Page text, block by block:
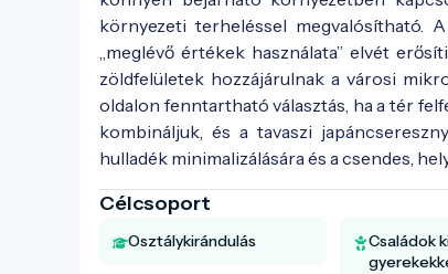
környezeti terheléssel megvalósítható.
„meglévő értékek használata” elvét
zöldfelületek hozzájárulnak a városi
oldalon fenntartható választás, ha a tér
kombináljuk, és a tavaszi
hulladék minimalizálására és a csendes,
Célcsoport
Osztálykirándulás
Családok